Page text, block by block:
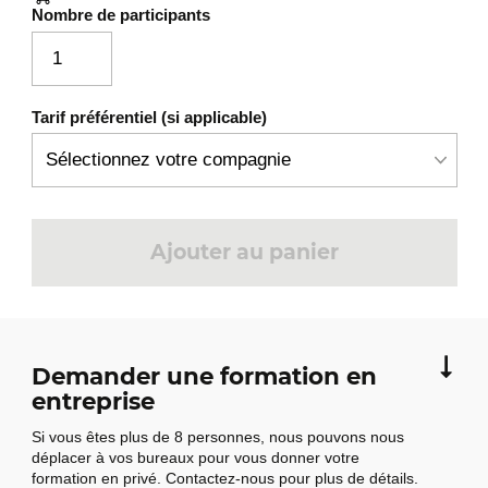
Nombre de participants
Tarif préférentiel (si applicable)
Ajouter au panier
Demander une formation en
entreprise
Si vous êtes plus de 8 personnes, nous pouvons nous
déplacer à vos bureaux pour vous donner votre
formation en privé. Contactez-nous pour plus de détails.